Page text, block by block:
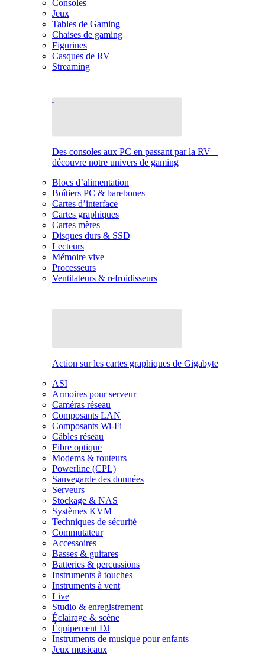
Consoles
Jeux
Tables de Gaming
Chaises de gaming
Figurines
Casques de RV
Streaming
Des consoles aux PC en passant par la RV –
découvre notre univers de gaming
Blocs d’alimentation
Boîtiers PC & barebones
Cartes d’interface
Cartes graphiques
Cartes mères
Disques durs & SSD
Lecteurs
Mémoire vive
Processeurs
Ventilateurs & refroidisseurs
Action sur les cartes graphiques de Gigabyte
ASI
Armoires pour serveur
Caméras réseau
Composants LAN
Composants Wi-Fi
Câbles réseau
Fibre optique
Modems & routeurs
Powerline (CPL)
Sauvegarde des données
Serveurs
Stockage & NAS
Systèmes KVM
Techniques de sécurité
Commutateur
Accessoires
Basses & guitares
Batteries & percussions
Instruments à touches
Instruments à vent
Live
Studio & enregistrement
Éclairage & scène
Équipement DJ
Instruments de musique pour enfants
Jeux musicaux